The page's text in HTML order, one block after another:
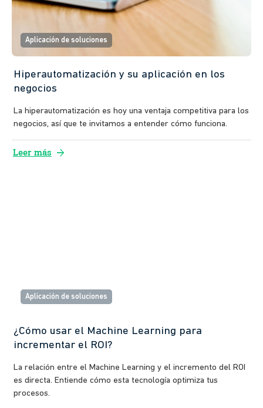
Aplicación de soluciones
Hiperautomatización y su aplicación en los
negocios
La hiperautomatización es hoy una ventaja competitiva para los
negocios, así que te invitamos a entender cómo funciona.
Leer más arrow_forward
Aplicación de soluciones
¿Cómo usar el Machine Learning para
incrementar el ROI?
La relación entre el Machine Learning y el incremento del ROI
es directa. Entiende cómo esta tecnología optimiza tus
procesos.